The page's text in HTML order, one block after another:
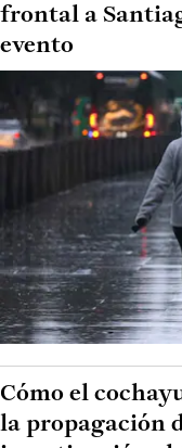
frontal a
evento
Cómo el
la propagación